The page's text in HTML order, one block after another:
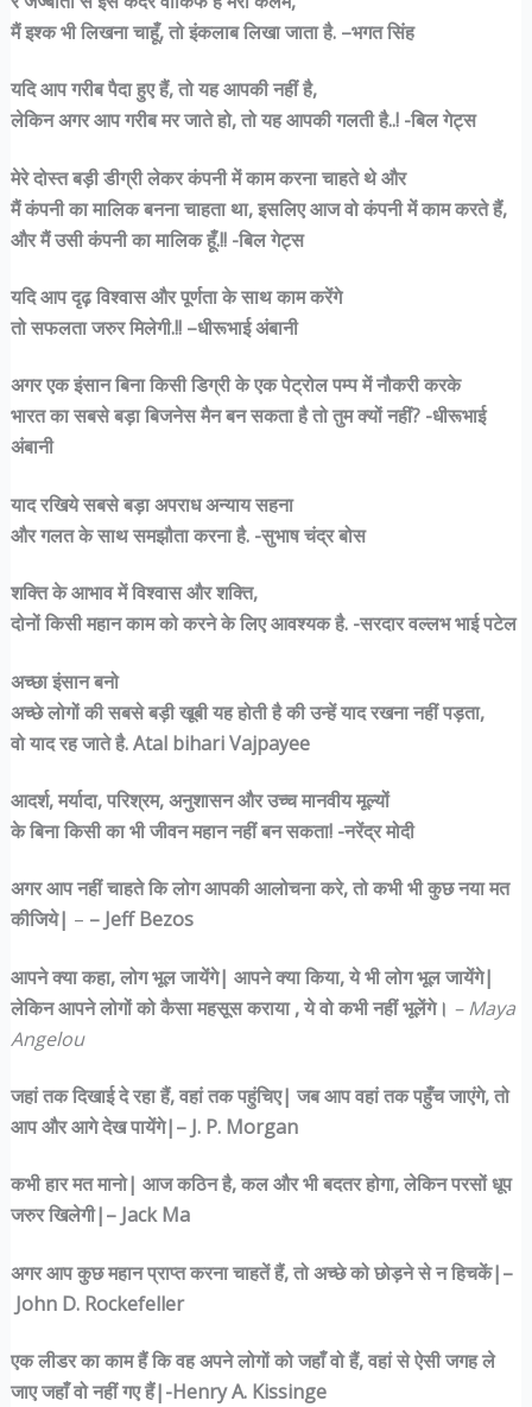
मैं इश्क भी लिखना चाहूँ, तो इंकलाब लिखा जाता है. –भगत सिंह
यदि आप गरीब पैदा हुए हैं, तो यह आपकी नहीं है,
लेकिन अगर आप गरीब मर जाते हो, तो यह आपकी गलती है..! -बिल गेट्स
मेरे दोस्त बड़ी डीग्री लेकर कंपनी में काम करना चाहते थे और
मैं कंपनी का मालिक बनना चाहता था, इसलिए आज वो कंपनी में काम करते हैं,
और मैं उसी कंपनी का मालिक हूँ.!! -बिल गेट्स
यदि आप दृढ़ विश्वास और पूर्णता के साथ काम करेंगे
तो सफलता जरुर मिलेगी.!! –धीरूभाई अंबानी
अगर एक इंसान बिना किसी डिग्री के एक पेट्रोल पम्प में नौकरी करके
भारत का सबसे बड़ा बिजनेस मैन बन सकता है तो तुम क्यों नहीं? -धीरूभाई
अंबानी
याद रखिये सबसे बड़ा अपराध अन्याय सहना
और गलत के साथ समझौता करना है. -सुभाष चंद्र बोस
शक्ति के आभाव में विश्वास और शक्ति,
दोनों किसी महान काम को करने के लिए आवश्यक है. -सरदार वल्लभ भाई पटेल
अच्छा इंसान बनो
अच्छे लोगों की सबसे बड़ी खूबी यह होती है की उन्हें याद रखना नहीं पड़ता,
वो याद रह जाते है. Atal bihari Vajpayee
आदर्श, मर्यादा, परिश्रम, अनुशासन और उच्च मानवीय मूल्यों
के बिना किसी का भी जीवन महान नहीं बन सकता! -नरेंद्र मोदी
अगर आप नहीं चाहते कि लोग आपकी आलोचना करे, तो कभी भी कुछ नया मत
कीजिये| – – Jeff Bezos
आपने क्या कहा, लोग भूल जायेंगे| आपने क्या किया, ये भी लोग भूल जायेंगे|
लेकिन आपने लोगों को कैसा महसूस कराया , ये वो कभी नहीं भूलेंगे। – Maya
Angelou
जहां तक दिखाई दे रहा हैं, वहां तक पहुंचिए| जब आप वहां तक पहुँच जाएंगे, तो
आप और आगे देख पायेंगे|– J. P. Morgan
कभी हार मत मानो| आज कठिन है, कल और भी बदतर होगा, लेकिन परसों धूप
जरुर खिलेगी|– Jack Ma
अगर आप कुछ महान प्राप्त करना चाहतें हैं, तो अच्छे को छोड़ने से न हिचकें|–
John D. Rockefeller
एक लीडर का काम हैं कि वह अपने लोगों को जहाँ वो हैं, वहां से ऐसी जगह ले
जाए जहाँ वो नहीं गए हैं|-Henry A. Kissinge